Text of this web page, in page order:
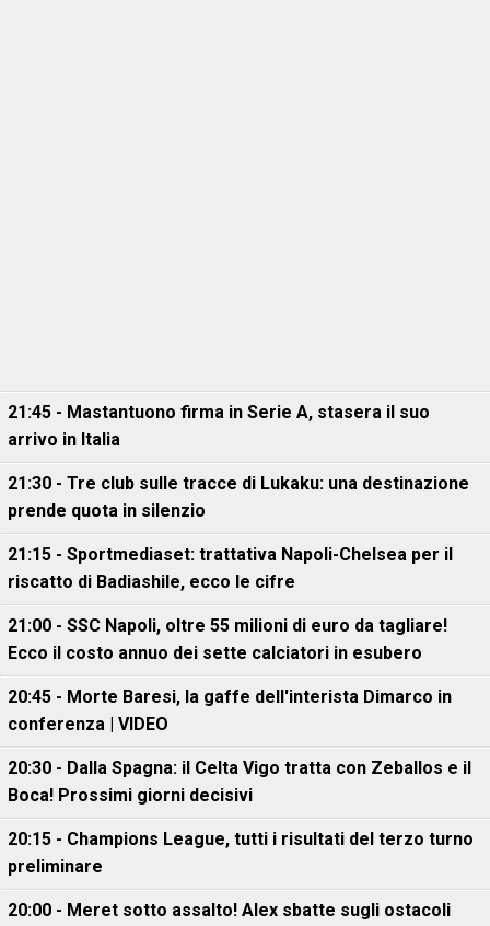
21:45 - Mastantuono firma in Serie A, stasera il suo
arrivo in Italia
21:30 - Tre club sulle tracce di Lukaku: una destinazione
prende quota in silenzio
21:15 - Sportmediaset: trattativa Napoli-Chelsea per il
riscatto di Badiashile, ecco le cifre
21:00 - SSC Napoli, oltre 55 milioni di euro da tagliare!
Ecco il costo annuo dei sette calciatori in esubero
20:45 - Morte Baresi, la gaffe dell'interista Dimarco in
conferenza | VIDEO
20:30 - Dalla Spagna: il Celta Vigo tratta con Zeballos e il
Boca! Prossimi giorni decisivi
20:15 - Champions League, tutti i risultati del terzo turno
preliminare
20:00 - Meret sotto assalto! Alex sbatte sugli ostacoli